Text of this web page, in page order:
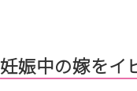
妊娠中の嫁をイ